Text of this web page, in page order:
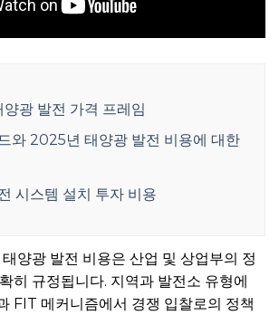
광 발전 가격 프레임
와 2025년 태양광 발전 비용에 대한
시스템 설치 투자 비용
양광 발전 비용은 산업 및 상업부의 정
히 규정됩니다. 지역과 발전소 유형에
FIT 메커니즘에서 경쟁 입찰로의 정책